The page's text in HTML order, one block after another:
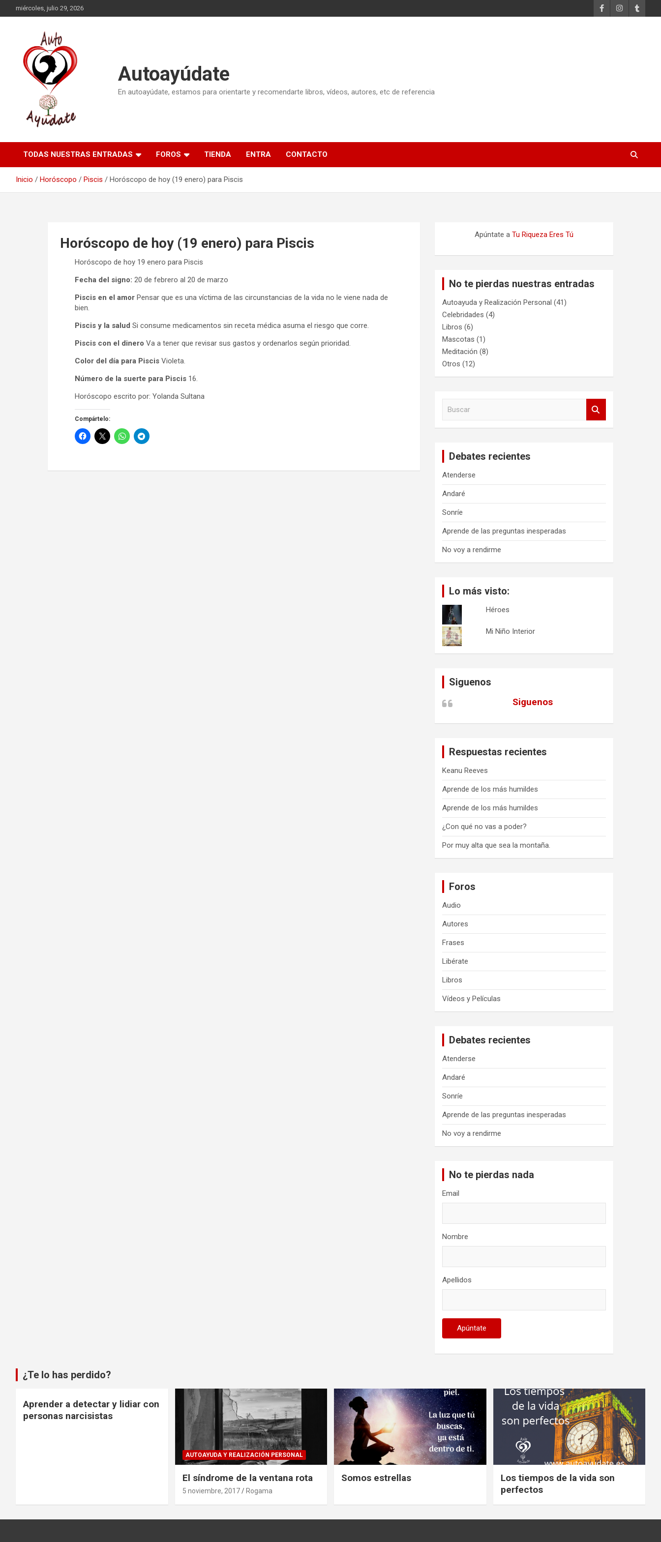
al
miércoles, julio 29, 2026
Autoayúdate
En autoayúdate, estamos para orientarte y recomendarte libros, vídeos, autores, etc de referencia
TODAS NUESTRAS ENTRADAS FOROS TIENDA ENTRA CONTACTO
Inicio Horóscopo Piscis Horóscopo de hoy (19 enero) para Piscis
Horóscopo de hoy (19 enero) para Piscis
Horóscopo de hoy 19 enero para Piscis
Fecha del signo: 20 de febrero al 20 de marzo
Piscis en el amorPensar que es una víctima de las circunstancias de la vida no le viene nada de
bien.
Piscis y la salud Si consume medicamentos sin receta médica asuma el riesgo que corre.
Piscis con el dinero Va a tener que revisar sus gastos y ordenarlos según prioridad.
Color del día para PiscisVioleta.
Número de la suerte para Piscis16.
Horóscopo escrito por: Yolanda Sultana
Compártelo:
Apúntate aTu Riqueza Eres Tú
No te pierdas nuestras entradas
Autoayuda y Realización Personal (41)
Celebridades (4)
Libros (6)
Mascotas (1)
Meditación (8)
Otros (12)
Debates recientes
Atenderse
Andaré
Sonríe
Aprende de las preguntas inesperadas
No voy a rendirme
Lo más visto:
Héroes
Mi Niño Interior
Siguenos
Siguenos
Respuestas recientes
Keanu Reeves
Aprende de los más humildes
Aprende de los más humildes
¿Con qué no vas a poder?
Por muy alta que sea la montaña.
Foros
Audio
Autores
Frases
Libérate
Libros
Vídeos y Películas
Debates recientes
Atenderse
Andaré
Sonríe
Aprende de las preguntas inesperadas
No voy a rendirme
No te pierdas nada
Email
Nombre
Apellidos
¿Te lo has perdido?
Aprender a detectar y lidiar con
personas narcisistas
AUTOAYUDA Y REALIZACIÓN PERSONAL
El síndrome de la ventana rota
5 noviembre, 2017 Rogama
Somos estrellas
Los tiempos de la vida son
perfectos